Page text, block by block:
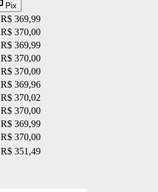
Pix
R$ 369,99
R$ 370,00
R$ 369,99
R$ 370,00
R$ 370,00
R$ 369,96
R$ 370,02
R$ 370,00
R$ 369,99
R$ 370,00
R$ 351,49